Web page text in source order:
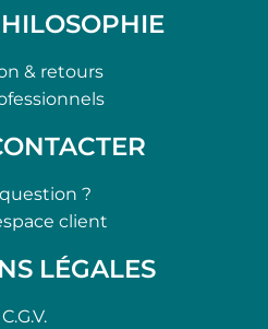
& retours
?
client
LÉGALES
C.G.V.